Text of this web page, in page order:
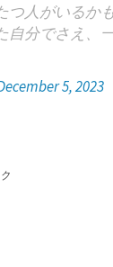
人がいるか
分でさえ、
5, 2023